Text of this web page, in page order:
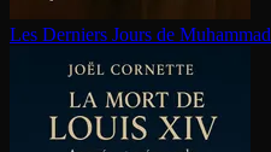
Les Derniers Jours de Muhammad